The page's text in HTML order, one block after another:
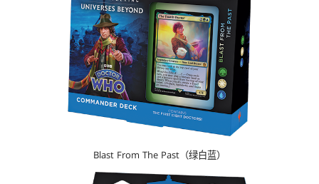
Blast From The Past（绿白蓝）